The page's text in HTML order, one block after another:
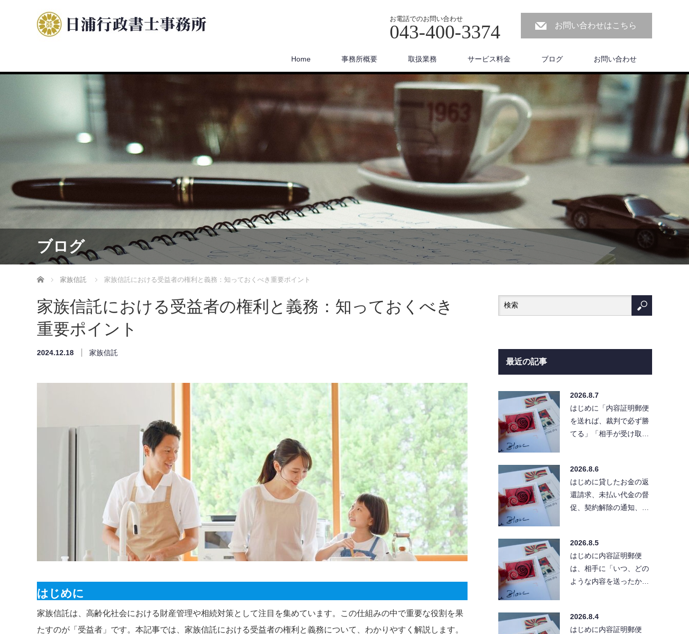
お電話でのお問い合わせ
043-400-3374 お問い合わせはこちら
Home 事務所概要 取扱業務 サービス料金 ブログ お問い合わせ
ブログ
ホーム 家族信託 家族信託における受益者の権利と義務：知っておくべき重要ポイント
家族信託における受益者の権利と義務：知っておくべき
重要ポイント
2024.12.18 家族信託
はじめに
家族信託は、高齢化社会における財産管理や相続対策として注目を集めています。この仕組みの中で重要な役割を果
たすのが「受益者」です。本記事では、家族信託における受益者の権利と義務について、わかりやすく解説します。
最近の記事
2026.8.7
はじめに「内容証明郵便
を送れば、裁判で必ず勝
てる」「相手が受け取ら
い…
2026.8.6
はじめに貸したお金の返
還請求、未払い代金の督
促、契約解除の通知、ク
で…
2026.8.5
はじめに内容証明郵便
は、相手に「いつ、どの
ような内容を送ったか」
所が…
2026.8.4
はじめに内容証明郵便